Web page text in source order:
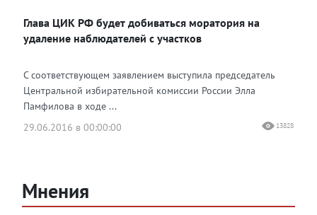
Глава ЦИК РФ будет добиваться моратория на
удаление наблюдателей с участков
С соответствующем заявлением выступила председатель
Центральной избирательной комиссии России Элла
Памфилова в ходе ...
29.06.2016 в 00:00:00
13828
Мнения